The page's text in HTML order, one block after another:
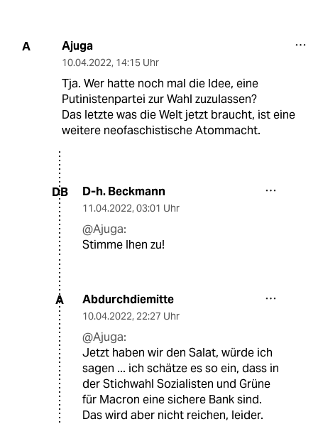
A Ajuga
10.04.2022, 14:15 Uhr
Tja. Wer hatte noch mal die Idee, eine
Putinistenpartei zur Wahl zuzulassen?
Das letzte was die Welt jetzt braucht, ist eine
weitere neofaschistische Atommacht.
DB D-h. Beckmann
11.04.2022, 03:01 Uhr
@Ajuga:
Stimme Ihen zu!
A Abdurchdiemitte
10.04.2022, 22:27 Uhr
@Ajuga:
Jetzt haben wir den Salat, würde ich
sagen ... ich schätze es so ein, dass in
der Stichwahl Sozialisten und Grüne
für Macron eine sichere Bank sind.
Das wird aber nicht reichen, leider.